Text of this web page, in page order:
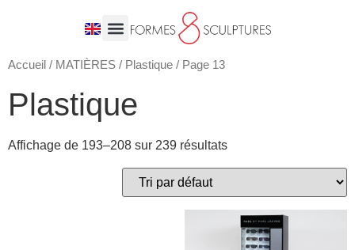
Accueil / MATIÈRES / Plastique / Page 13
Plastique
Affichage de 193–208 sur 239 résultats